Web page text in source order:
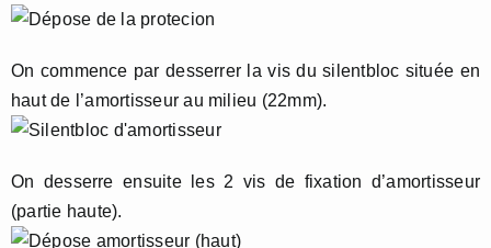
On commence par desserrer la vis du silentbloc située en
haut de l’amortisseur au milieu (22mm).
On desserre ensuite les 2 vis de fixation d’amortisseur
(partie haute).